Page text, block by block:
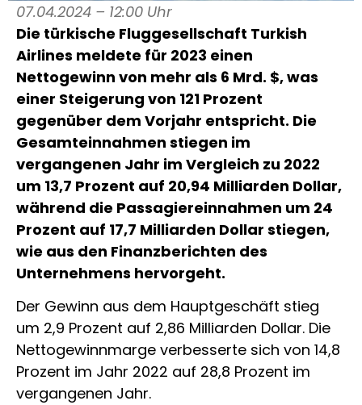
07.04.2024 – 12:00 Uhr
Die türkische Fluggesellschaft Turkish
Airlines meldete für 2023 einen
Nettogewinn von mehr als 6 Mrd. $, was
einer Steigerung von 121 Prozent
gegenüber dem Vorjahr entspricht. Die
Gesamteinnahmen stiegen im
vergangenen Jahr im Vergleich zu 2022
um 13,7 Prozent auf 20,94 Milliarden Dollar,
während die Passagiereinnahmen um 24
Prozent auf 17,7 Milliarden Dollar stiegen,
wie aus den Finanzberichten des
Unternehmens hervorgeht.
Der Gewinn aus dem Hauptgeschäft stieg
um 2,9 Prozent auf 2,86 Milliarden Dollar. Die
Nettogewinnmarge verbesserte sich von 14,8
Prozent im Jahr 2022 auf 28,8 Prozent im
vergangenen Jahr.